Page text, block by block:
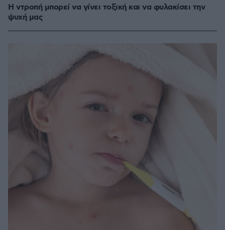
Η ντροπή μπορεί να γίνει τοξική και να φυλακίσει την
ψυχή μας